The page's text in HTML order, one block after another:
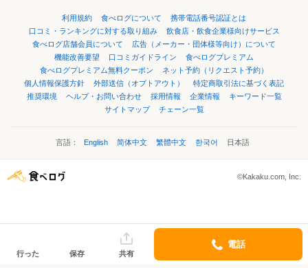
利用規約 食べログについて
携帯電話番号認証とは
口コミ・ランキングに対する取り組み
飲食店・飲食企業様向けサービス
食べログ店舗会員について
広告（メーカー・団体様等向け）について
機能改善要望
口コミガイドライン
食べログプレミアム
食べログプレミアム無料クーポン
ネット予約（リクエスト予約）
個人情報保護方針
外部送信（オプトアウト）
特定商取引法に基づく表記
推奨環境
ヘルプ・お問い合わせ 採用情報 企業情報
キーワード一覧
サイトマップ
チェーン一覧
言語： English 简体中文 繁體中文 한국어 日本語
©Kakaku.com, Inc.
行った 保存 共有
電話